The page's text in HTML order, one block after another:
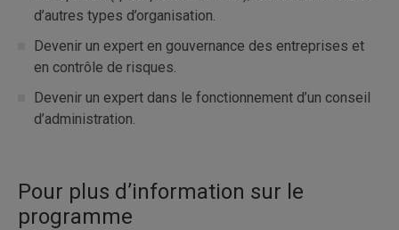
d’autres types d’organisation.
Devenir un expert en gouvernance des entreprises et
en contrôle de risques.
Devenir un expert dans le fonctionnement d’un conseil
d’administration.
Pour plus d’information sur le
programme